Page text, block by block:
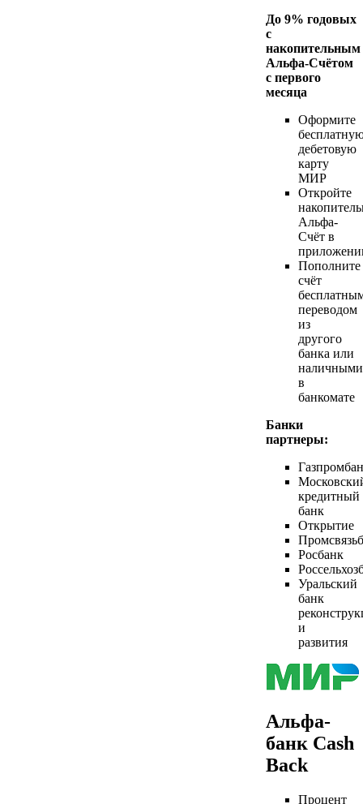
До 9% годовых
с
накопительным
Альфа-Счётом
с первого
месяца
Оформите
дебетовую
карту
МИР
Откройте
Альфа-
Счёт в
Пополните
счёт
переводом
из
другого
банка или
наличными
в
банкомате
Банки
партнеры:
кредитный
банк
Открытие
Росбанк
Уральский
банк
и
развития
Альфа-
банк Cash
Back
Процент